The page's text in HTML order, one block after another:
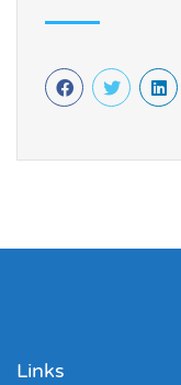
Links